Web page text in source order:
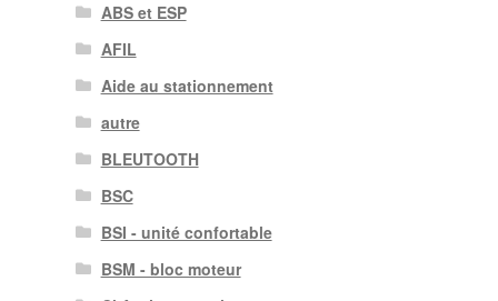
ABS et ESP
AFIL
Aide au stationnement
autre
BLEUTOOTH
BSC
BSI - unité confortable
BSM - bloc moteur